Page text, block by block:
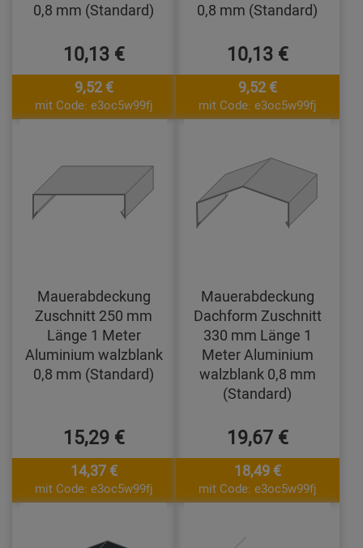
0,8 mm (Standard)
10,13 €
9,52 €
mit Code: e3oc5w99fj
0,8 mm (Standard)
10,13 €
9,52 €
mit Code: e3oc5w99fj
Mauerabdeckung
Zuschnitt 250 mm
Länge 1 Meter
Aluminium walzblank
0,8 mm (Standard)
15,29 €
14,37 €
mit Code: e3oc5w99fj
Mauerabdeckung
Dachform Zuschnitt
330 mm Länge 1
Meter Aluminium
walzblank 0,8 mm
(Standard)
19,67 €
18,49 €
mit Code: e3oc5w99fj